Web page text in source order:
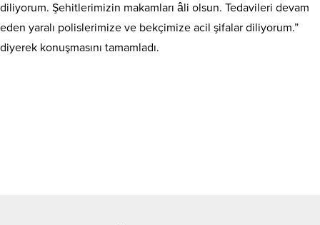
diliyorum. Şehitlerimizin makamları âli olsun. Tedavileri devam
eden yaralı polislerimize ve bekçimize acil şifalar diliyorum.”
diyerek konuşmasını tamamladı.